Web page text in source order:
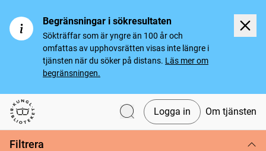
Begränsningar i sökresultaten
Sökträffar som är yngre än 100 år och
omfattas av upphovsrätten visas inte längre i
tjänsten när du söker på distans. Läs mer om
begränsningen.
Svenska tidningar
Logga in Om tjänsten
Filtrera